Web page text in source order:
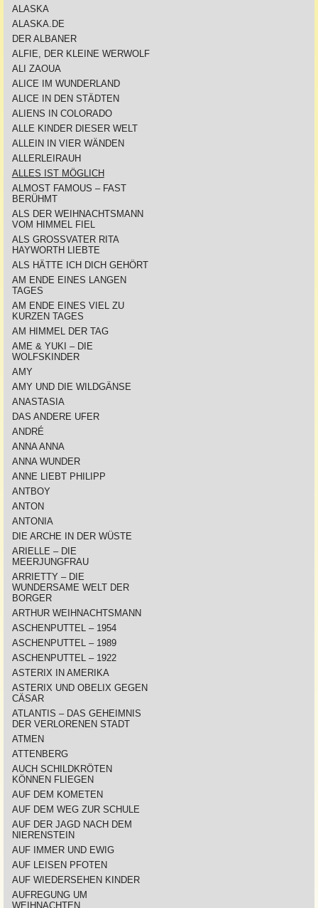
ALASKA
ALASKA.DE
DER ALBANER
ALFIE, DER KLEINE WERWOLF
ALI ZAOUA
ALICE IM WUNDERLAND
ALICE IN DEN STÄDTEN
ALIENS IN COLORADO
ALLE KINDER DIESER WELT
ALLEIN IN VIER WÄNDEN
ALLERLEIRAUH
ALLES IST MÖGLICH
ALMOST FAMOUS – FAST
BERÜHMT
ALS DER WEIHNACHTSMANN
VOM HIMMEL FIEL
ALS GROSSVATER RITA
HAYWORTH LIEBTE
ALS HÄTTE ICH DICH GEHÖRT
AM ENDE EINES LANGEN
TAGES
AM ENDE EINES VIEL ZU
KURZEN TAGES
AM HIMMEL DER TAG
AME & YUKI – DIE
WOLFSKINDER
AMY
AMY UND DIE WILDGÄNSE
ANASTASIA
DAS ANDERE UFER
ANDRÉ
ANNA ANNA
ANNA WUNDER
ANNE LIEBT PHILIPP
ANTBOY
ANTON
ANTONIA
DIE ARCHE IN DER WÜSTE
ARIELLE – DIE
MEERJUNGFRAU
ARRIETTY – DIE
WUNDERSAME WELT DER
BORGER
ARTHUR WEIHNACHTSMANN
ASCHENPUTTEL – 1954
ASCHENPUTTEL – 1989
ASCHENPUTTEL – 1922
ASTERIX IN AMERIKA
ASTERIX UND OBELIX GEGEN
CÄSAR
ATLANTIS – DAS GEHEIMNIS
DER VERLORENEN STADT
ATMEN
ATTENBERG
AUCH SCHILDKRÖTEN
KÖNNEN FLIEGEN
AUF DEM KOMETEN
AUF DEM WEG ZUR SCHULE
AUF DER JAGD NACH DEM
NIERENSTEIN
AUF IMMER UND EWIG
AUF LEISEN PFOTEN
AUF WIEDERSEHEN KINDER
AUFREGUNG UM
WEIHNACHTEN